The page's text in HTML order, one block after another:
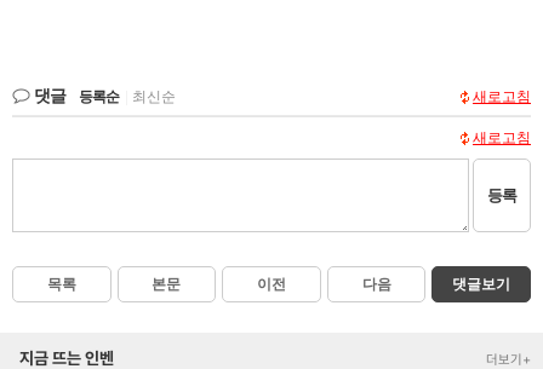
댓글 등록순 최신순 새로고침
새로고침
등록
목록 본문 이전 다음 댓글보기
지금 뜨는 인벤 더보기+